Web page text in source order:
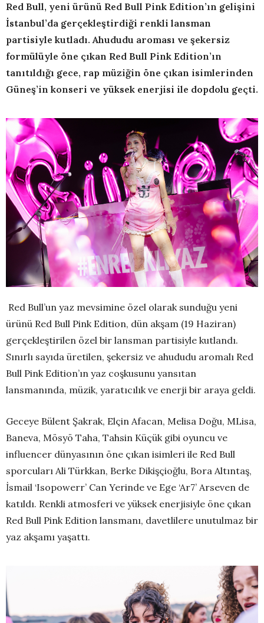
Red Bull, yeni ürünü Red Bull Pink Edition’ın gelişini
İstanbul’da gerçekleştirdiği renkli lansman
partisiyle kutladı. Ahududu aroması ve şekersiz
formülüyle öne çıkan Red Bull Pink Edition’ın
tanıtıldığı gece, rap müziğin öne çıkan isimlerinden
Güneş’in konseri ve yüksek enerjisi ile dopdolu geçti.
Red Bull’un yaz mevsimine özel olarak sunduğu yeni
ürünü Red Bull Pink Edition, dün akşam (19 Haziran)
gerçekleştirilen özel bir lansman partisiyle kutlandı.
Sınırlı sayıda üretilen, şekersiz ve ahududu aromalı Red
Bull Pink Edition’ın yaz coşkusunu yansıtan
lansmanında, müzik, yaratıcılık ve enerji bir araya geldi.
Geceye Bülent Şakrak, Elçin Afacan, Melisa Doğu, MLisa,
Baneva, Mösyö Taha, Tahsin Küçük gibi oyuncu ve
influencer dünyasının öne çıkan isimleri ile Red Bull
sporcuları Ali Türkkan, Berke Dikişçioğlu, Bora Altıntaş,
İsmail ‘Isopowerr’ Can Yerinde ve Ege ‘Ar7’ Arseven de
katıldı. Renkli atmosferi ve yüksek enerjisiyle öne çıkan
Red Bull Pink Edition lansmanı, davetlilere unutulmaz bir
yaz akşamı yaşattı.